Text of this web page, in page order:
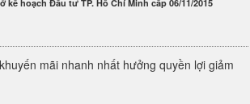
kế hoạch Đầu tư TP. Hồ Chí Minh cấp 06/11/2015
mãi nhanh nhất hưởng quyền lợi giảm